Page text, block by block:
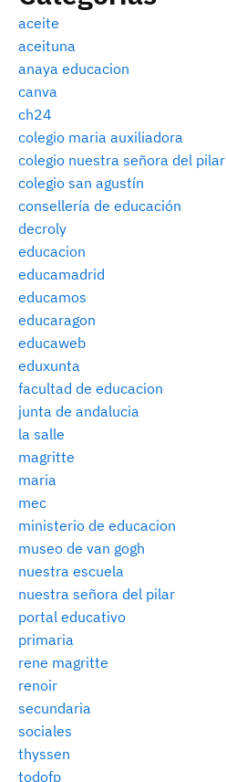
aceite
aceituna
anaya educacion
canva
ch24
colegio maria auxiliadora
colegio nuestra señora del pilar
colegio san agustín
consellería de educación
decroly
educacion
educamadrid
educamos
educaragon
educaweb
eduxunta
facultad de educacion
junta de andalucia
la salle
magritte
maria
mec
ministerio de educacion
museo de van gogh
nuestra escuela
nuestra señora del pilar
portal educativo
primaria
rene magritte
renoir
secundaria
sociales
thyssen
todofp